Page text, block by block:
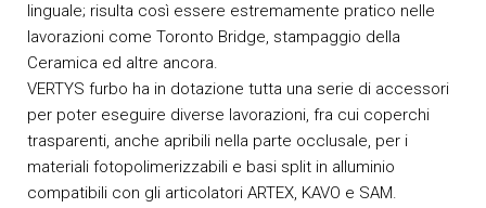
linguale; risulta così essere estremamente pratico nelle
lavorazioni come Toronto Bridge, stampaggio della
Ceramica ed altre ancora.
VERTYS furbo ha in dotazione tutta una serie di accessori
per poter eseguire diverse lavorazioni, fra cui coperchi
trasparenti, anche apribili nella parte occlusale, per i
materiali fotopolimerizzabili e basi split in alluminio
compatibili con gli articolatori ARTEX, KAVO e SAM.